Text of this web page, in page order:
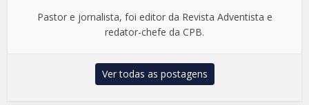
Pastor e jornalista, foi editor da Revista Adventista e
redator-chefe da CPB.
Ver todas as postagens